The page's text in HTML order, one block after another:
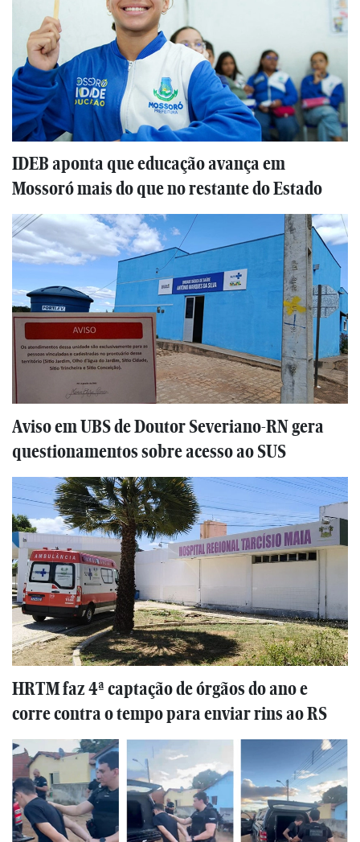
IDEB aponta que educação avança em
Mossoró mais do que no restante do Estado
Aviso em UBS de Doutor Severiano-RN gera
questionamentos sobre acesso ao SUS
HRTM faz 4ª captação de órgãos do ano e
corre contra o tempo para enviar rins ao RS